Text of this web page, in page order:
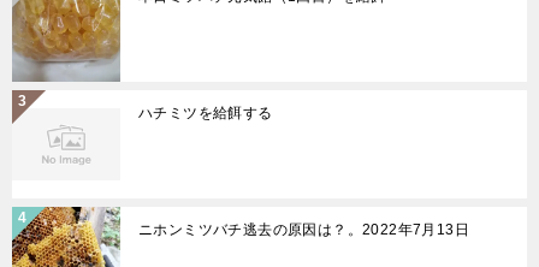
ハチミツを給餌する
ニホンミツバチ逃去の原因は？。2022年7月13日